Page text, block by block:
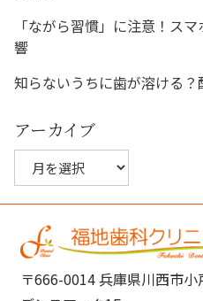
「ながら習慣」に注意！ス
響
知らないうちに歯が溶ける
アーカイブ
ー
カ
ブ
〒666-0014 兵庫県川西市